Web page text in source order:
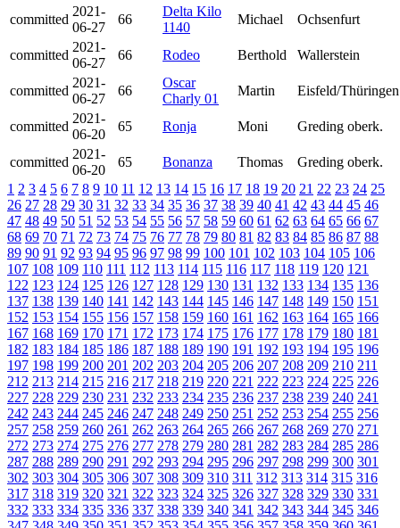
committed
2021-
06-27
66
Delta Kilo
1140
Michael Ochsenfurt
committed
2021-
06-27
66 Rodeo Berthold Wallerstein
committed
2021-
06-27
66
Oscar
Charly 01
Martin Eisfeld/Thüringen
committed
2021-
06-20
65 Ronja Moni Greding oberk.
committed
2021-
06-20
65 Bonanza Thomas
Greding oberk.
1 2 3 4 5 6 7 8 9 10 11 12 13 14 15 16 17 18 19 20 21 22 23 24 25
26 27 28 29 30 31 32 33 34 35 36 37 38 39 40 41 42 43 44 45 46
47 48 49 50 51 52 53 54 55 56 57 58 59 60 61 62 63 64 65 66 67
68 69 70 71 72 73 74 75 76 77 78 79 80 81 82 83 84 85 86 87 88
89 90 91 92 93 94 95 96 97 98 99 100 101 102 103 104 105 106
107 108 109 110 111 112 113 114 115 116 117 118 119 120 121
122 123 124 125 126 127 128 129 130 131 132 133 134 135 136
137 138 139 140 141 142 143 144 145 146 147 148 149 150 151
152 153 154 155 156 157 158 159 160 161 162 163 164 165 166
167 168 169 170 171 172 173 174 175 176 177 178 179 180 181
182 183 184 185 186 187 188 189 190 191 192 193 194 195 196
197 198 199 200 201 202 203 204 205 206 207 208 209 210 211
212 213 214 215 216 217 218 219 220 221 222 223 224 225 226
227 228 229 230 231 232 233 234 235 236 237 238 239 240 241
242 243 244 245 246 247 248 249 250 251 252 253 254 255 256
257 258 259 260 261 262 263 264 265 266 267 268 269 270 271
272 273 274 275 276 277 278 279 280 281 282 283 284 285 286
287 288 289 290 291 292 293 294 295 296 297 298 299 300 301
302 303 304 305 306 307 308 309 310 311 312 313 314 315 316
317 318 319 320 321 322 323 324 325 326 327 328 329 330 331
332 333 334 335 336 337 338 339 340 341 342 343 344 345 346